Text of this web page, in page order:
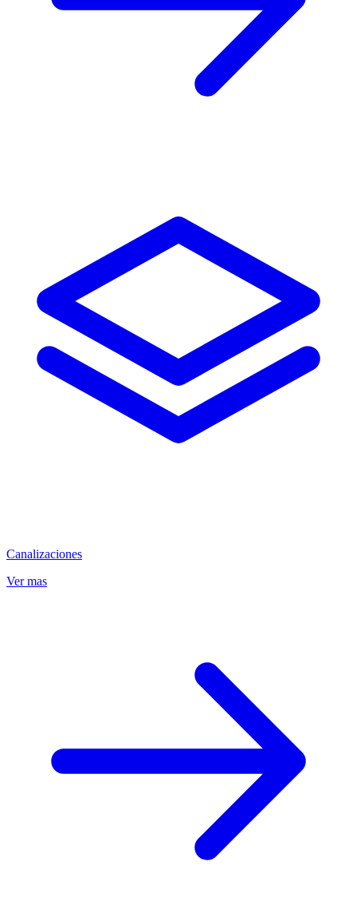
Canalizaciones
Ver mas